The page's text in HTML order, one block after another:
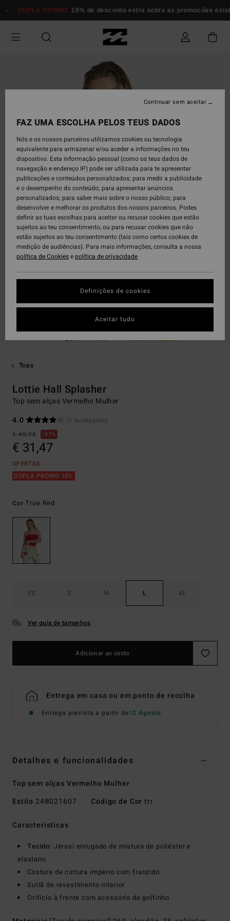
para
informação
DUPLA PROMO 10% de desconto extra sobre as promocôes
Tops
Lottie Hall Splasher
Top sem alças Vermelho Mulher
4.0
(1 Avaliações)
€ 49,95
37%
€ 31,47
OFERTAS
DUPLA PROMO 10%
CorTrue Red
XS S M L XL
Ver guia de tamanhos
Adicionar ao cesto
Entrega em casa ou em ponto de recolha
Entrega prevista a partir de12 Agosto
Detalhes e funcionalidades
Top sem alças Vermelho Mulher
Estilo 24B021607 Código de Cor trr
Características
Tecido: Jérsei enrugado de mistura de poliéster e
elastano
Costura de cintura império com franzido
Sutiã de revestimento interior
Orifício à frente com acessório de golfinho
FAZ UMA ESCOLHA PELOS TEUS DADOS
Nós e os nossos parceiros utilizamos cookies ou tecnologia
equivalente para armazenar e/ou aceder a informações no teu
dispositivo. Esta informação pessoal (como os teus dados de
navegação e endereço IP) pode ser utilizada para te apresentar
publicações e conteúdos personalizados; para medir a publicidade
e o desempenho do conteúdo; para apresentar anúncios
personalizados; para saber mais sobre o nosso público; para
desenvolver e melhorar os produtos dos nossos parceiros. Podes
definir as tuas escolhas para aceitar ou recusar cookies que estão
sujeitos ao teu consentimento, ou para recusar cookies que não
estão sujeitos ao teu consentimento (tais como certos cookies de
medição de audiências). Para mais informações, consulta a nossa
política de Cookiesepolítica de privacidade
Definições de cookies
Continuar sem aceitar
Aceitar tudo